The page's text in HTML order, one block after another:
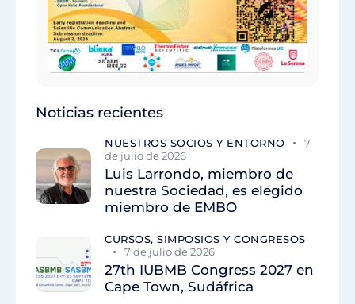
Noticias recientes
NUESTROS SOCIOS Y ENTORNO
7
de julio de 2026
Luis Larrondo, miembro de
nuestra Sociedad, es elegido
miembro de EMBO
CURSOS, SIMPOSIOS Y CONGRESOS
7 de julio de 2026
27th IUBMB Congress 2027 en
Cape Town, Sudáfrica